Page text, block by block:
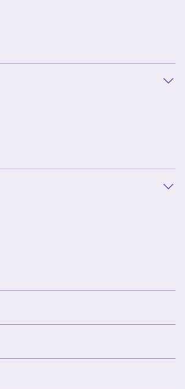
Bence ismét a korosztályos